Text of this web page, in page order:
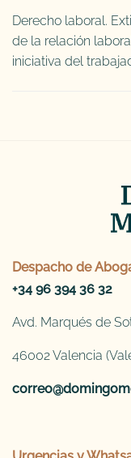
Derecho laboral.
de la relación
iniciativa del
Despacho de
+34 96 394 36 32
Avd. Marqués de
46002 Valencia